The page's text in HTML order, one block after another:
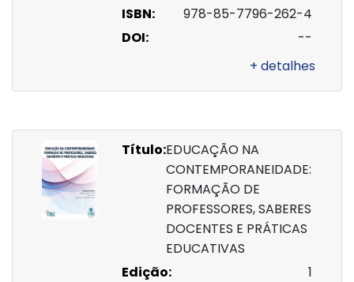
ISBN:
978-85-7796-262-4
DOI:
--
+ detalhes
Título:EDUCAÇÃO NA
CONTEMPORANEIDADE:
FORMAÇÃO DE
PROFESSORES, SABERES
DOCENTES E PRÁTICAS
EDUCATIVAS
Edição:
1